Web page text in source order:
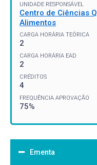
UNIDADE RESPONSÁVEL
Centro de Ciências
Alimentos
CARGA HORÁRIA TEÓRICA
2
CARGA HORÁRIA EAD
2
CRÉDITOS
4
FREQUÊNCIA APROVAÇÃO
75%
Ementa